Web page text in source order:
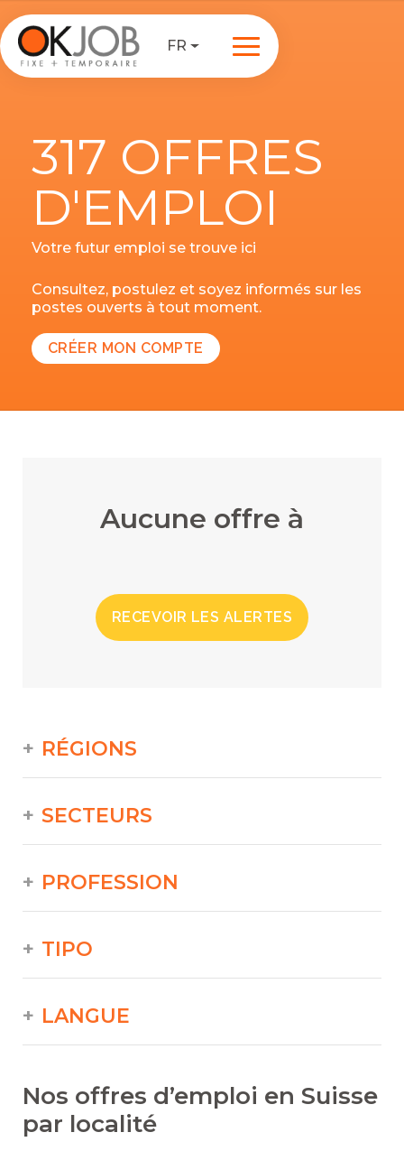
FR
317 OFFRES
D'EMPLOI
Votre futur emploi se trouve ici
Consultez, postulez et soyez informés sur les
postes ouverts à tout moment.
CRÉER MON COMPTE
Aucune offre à
RECEVOIR LES ALERTES
RÉGIONS
SECTEURS
PROFESSION
TIPO
LANGUE
Nos offres d’emploi en Suisse
par localité